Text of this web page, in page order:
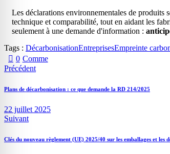
Les déclarations environnementales de
technique et comparabilité, tout en aidant les
seulement à une demande d'information :
Tags : DécarbonisationEntreprisesEmpreinte
0 Comme
Précédent
Plans de décarbonisation : ce que demande la RD 214/2025
22 juillet 2025
Suivant
Clés du nouveau règlement (UE) 2025/40 sur les emballages et les